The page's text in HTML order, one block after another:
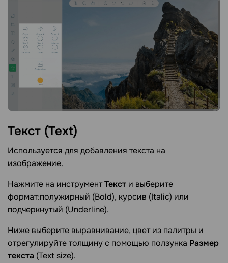
Текст (Text)
Используется для добавления текста на
изображение.
Нажмите на инструментТекст и выберите
формат:полужирный (Bold), курсив (Italic) или
подчеркнутый (Underline).
Ниже выберите выравнивание, цвет из палитры и
отрегулируйте толщину с помощью ползунка Размер
текста (Text size).